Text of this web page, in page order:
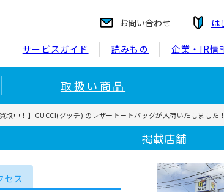
お問い合わせ は
サービスガイド 読みもの 企業・IR情
取扱い商品
取中！】GUCCI(グッチ) のレザートートバッグが入荷いたしました！
セス
掲載店舗